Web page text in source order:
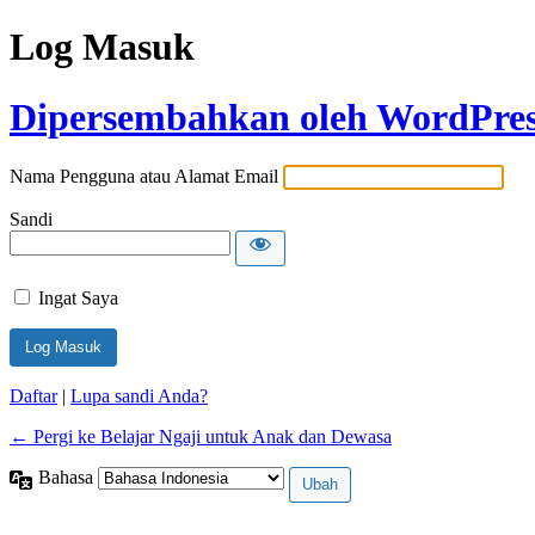
Log Masuk
Dipersembahkan oleh
Nama Pengguna atau Alamat Email
Sandi
Ingat Saya
Daftar| Lupa sandi Anda?
← Pergi ke Belajar Ngaji untuk Anak dan Dewasa
Bahasa